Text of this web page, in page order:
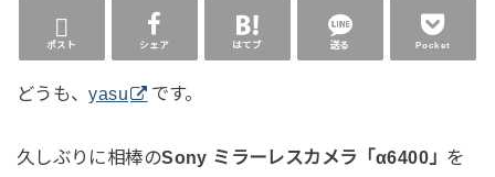
ポスト シェア はてブ 送る Pocket
どうも、yasu です。
久しぶりに相棒のSony ミラーレスカメラ「α6400」 を